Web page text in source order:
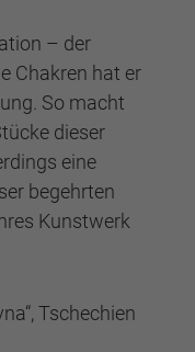
– der
Chakren hat er
So macht
dieser
eine
begehrten
Kunstwerk
Tschechien